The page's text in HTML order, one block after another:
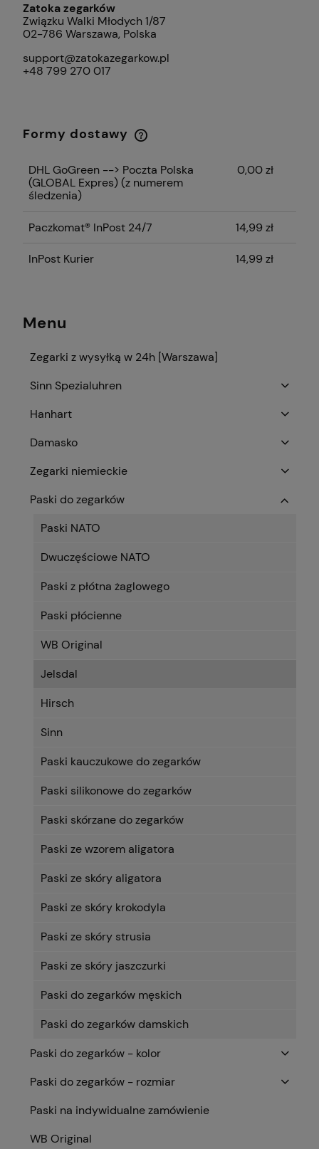
Zatoka zegarków
Związku Walki Młodych 1/87
02-786 Warszawa, Polska
support@zatokazegarkow.pl
+48 799 270 017
Formy dostawy
Cena nie zawiera ewentualnych kosztów
DHL GoGreen --> Poczta Polska
(GLOBAL Expres) (z numerem
śledzenia)
0,00 zł
Paczkomat® InPost 24/7 14,99 zł
InPost Kurier 14,99 zł
Menu
Zegarki z wysyłką w 24h [Warszawa]
Sinn Spezialuhren
Hanhart
Damasko
Zegarki niemieckie
Paski do zegarków
Paski NATO
Dwuczęściowe NATO
Paski z płótna żaglowego
Paski płócienne
WB Original
Jelsdal
Hirsch
Sinn
Paski kauczukowe do zegarków
Paski silikonowe do zegarków
Paski skórzane do zegarków
Paski ze wzorem aligatora
Paski ze skóry aligatora
Paski ze skóry krokodyla
Paski ze skóry strusia
Paski ze skóry jaszczurki
Paski do zegarków męskich
Paski do zegarków damskich
Paski do zegarków - kolor
Paski do zegarków - rozmiar
Paski na indywidualne zamówienie
WB Original